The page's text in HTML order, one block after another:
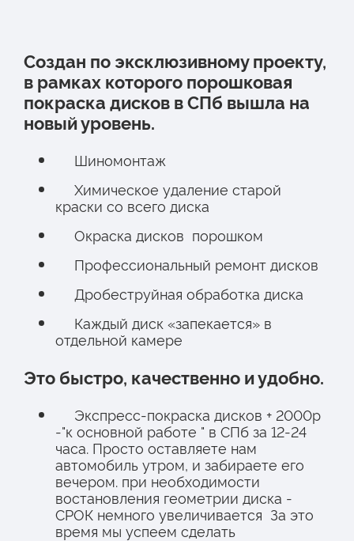
Создан по эксклюзивному проекту,
в рамках которого порошковая
покраска дисков в СПб вышла на
новый уровень.
Шиномонтаж
Химическое удаление старой
краски со всего диска
Окраска дисков порошком
Профессиональный ремонт дисков
Дробеструйная обработка диска
Каждый диск «запекается» в
отдельной камере
Это быстро, качественно и удобно.
Экспресс-покраска дисков + 2000р
-"к основной работе " в СПб за 12-24
часа. Просто оставляете нам
автомобиль утром, и забираете его
вечером. при необходимости
востановления геометрии диска -
СРОК немного увеличивается За это
время мы успеем сделать